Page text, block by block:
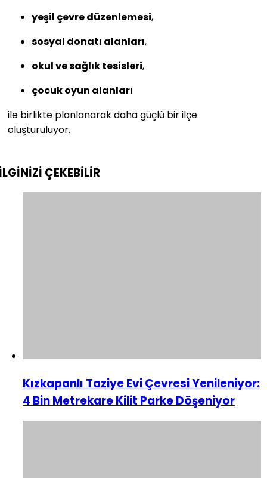
yeşil çevre düzenlemesi,
sosyal donatı alanları,
okul ve sağlık tesisleri,
çocuk oyun alanları
ile birlikte planlanarak daha güçlü bir ilçe
oluşturuluyor.
ÇEKEBİLİR
Kızkapanlı Taziye Evi Çevresi Yenileniyor:
4 Bin Metrekare Kilit Parke Döşeniyor